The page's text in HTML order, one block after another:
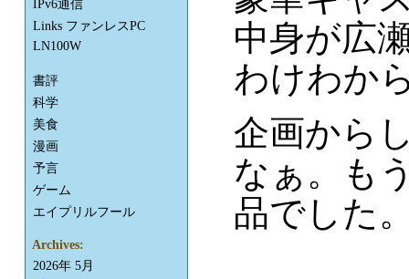
中身が広
わけわか
企画から
なぁ。も
品でした
IPv6通信
Links ファンレスPC
LN100W
書評
科学
美食
漫画
予言
ゲーム
エイプリルフール
Archives:
2026年 5月